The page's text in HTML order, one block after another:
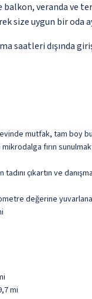
veranda ve
size uygun bir oda
saatleri dışında
mutfak, tam boy
fırın
çıkartın ve
değerine
mi